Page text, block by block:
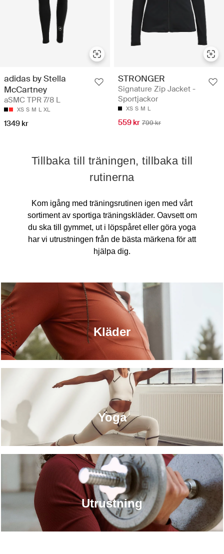
adidas by Stella
McCartney
aSMC TPR 7/8 L
XS S M L XL
1349 kr
STRONGER
Signature Zip Jacket -
Sportjackor
XS S M L
559 kr 799 kr
Kläder
Yoga
Utrustning
Tillbaka till träningen, tillbaka till
rutinerna
Kom igång med träningsrutinen igen med vårt
sortiment av sportiga träningskläder. Oavsett om
du ska till gymmet, ut i löpspåret eller göra yoga
har vi utrustningen från de bästa märkena för att
hjälpa dig.